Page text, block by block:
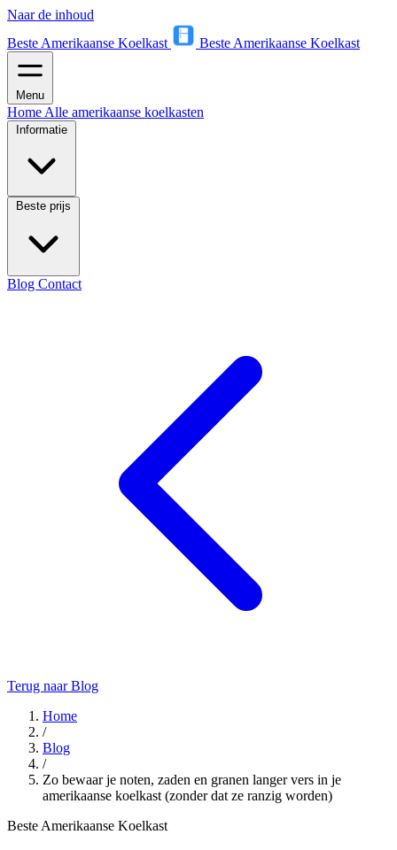
Naar de inhoud
Beste Amerikaanse Koelkast
Beste Amerikaanse Koelkast
Menu
Home Alle amerikaanse koelkasten
Informatie
Beste prijs
Blog Contact
Terug naar Blog
Home
/
Blog
/
Zo bewaar je noten, zaden en granen langer vers in je
amerikaanse koelkast (zonder dat ze ranzig worden)
Beste Amerikaanse Koelkast